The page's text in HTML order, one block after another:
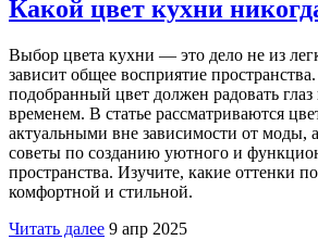
Какой цвет кухни
Выбор цвета кухни — это дело не из
зависит общее восприятие
подобранный цвет должен радовать глаз
временем. В статье рассматриваются
актуальными вне зависимости от моды,
советы по созданию уютного и
пространства. Изучите, какие оттенки
комфортной и стильной.
Читать далее 9 апр 2025